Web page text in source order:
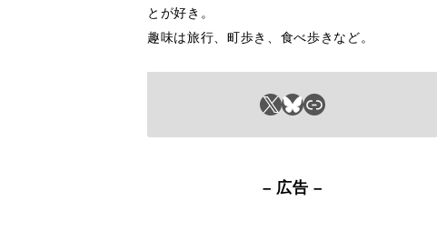
とが好き。
趣味は旅行、町歩き、食べ歩きなど。
X Bluesky リンク
– 広告 –